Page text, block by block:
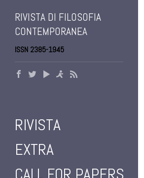
RIVISTA DI FILOSOFIA
CONTEMPORANEA
ISSN 2385-1945
RIVISTA
EXTRA
CALL FOR PAPERS